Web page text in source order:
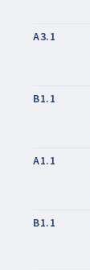
A3.1
B1.1
A1.1
B1.1